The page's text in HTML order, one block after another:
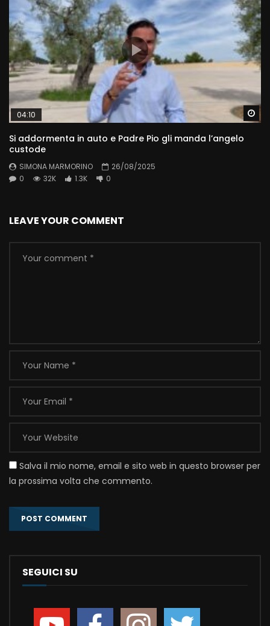
04:10
Si addormenta in auto e Padre Pio gli manda l’angelo
custode
SIMONA MARMORINO
26/08/2025
0
32K 1.3K 0
LEAVE YOUR COMMENT
Salva il mio nome, email e sito web in questo browser per
la prossima volta che commento.
SEGUICI SU